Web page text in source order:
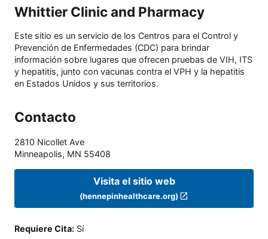
Whittier Clinic and Pharmacy
Este sitio es un servicio de los Centros para el Control y
Prevención de Enfermedades (CDC) para brindar
información sobre lugares que ofrecen pruebas de VIH, ITS
y hepatitis, junto con vacunas contra el VPH y la hepatitis
en Estados Unidos y sus territorios.
Contacto
2810 Nicollet Ave
Minneapolis, MN 55408
Visita el sitio web
(hennepinhealthcare.org)
Requiere Cita: Sí